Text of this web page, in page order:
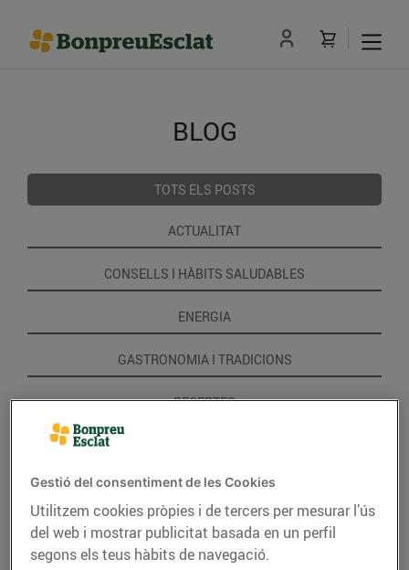
BLOG
TOTS ELS POSTS
ACTUALITAT
CONSELLS I HÀBITS SALUDABLES
ENERGIA
GASTRONOMIA I TRADICIONS
RECEPTES
Gestió del consentiment de les Cookies
Utilitzem cookies pròpies i de tercers per mesurar l’ús
del web i mostrar publicitat basada en un perfil
segons els teus hàbits de navegació.